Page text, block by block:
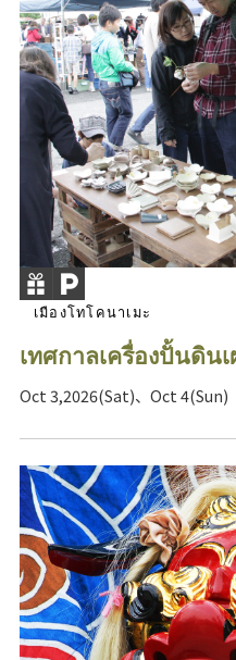
เมืองโทโคนาเมะ
เทศกาลเครื่องปั้นดิน
Oct 3,2026(Sat)、Oct 4(Sun)